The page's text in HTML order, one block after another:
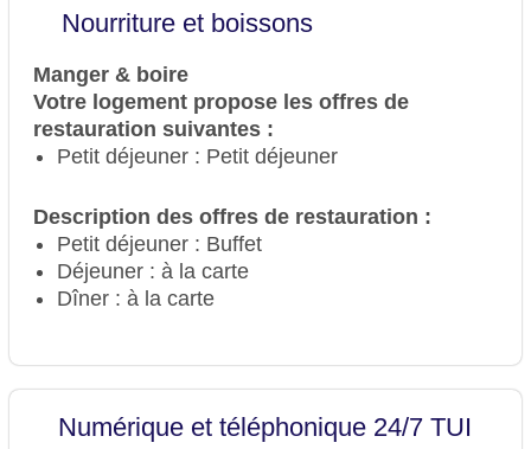
Nourriture et boissons
Manger & boire
Votre logement propose les offres de
restauration suivantes :
Petit déjeuner : Petit déjeuner
Description des offres de restauration :
Petit déjeuner : Buffet
Déjeuner : à la carte
Dîner : à la carte
Numérique et téléphonique 24/7 TUI